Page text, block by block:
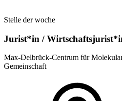
Stelle der woche
Jurist*in /
Max-Delbrück-Centrum für
Gemeinschaft